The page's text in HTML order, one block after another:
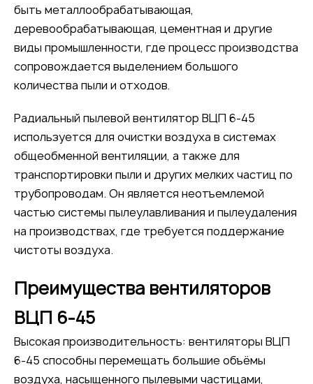
быть металлообрабатывающая,
деревообрабатывающая, цементная и другие
виды промышленности, где процесс производства
сопровождается выделением большого
количества пыли и отходов.
Радиальный пылевой вентилятор ВЦП 6-45
используется для очистки воздуха в системах
общеобменной вентиляции, а также для
транспортировки пыли и других мелких частиц по
трубопроводам. Он является неотъемлемой
частью системы пылеулавливания и пылеудаления
на производствах, где требуется поддержание
чистоты воздуха.
Преимущества вентиляторов
ВЦП 6-45
Высокая производительность: вентиляторы ВЦП
6-45 способны перемещать большие объёмы
воздуха, насыщенного пылевыми частицами,